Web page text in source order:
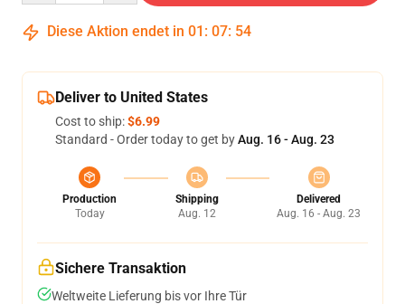
Diese Aktion endet in 01 : 07: 54
Deliver to United States
Cost to ship:$6.99
Standard - Order today to get byAug. 16 - Aug. 23
Production
Today
Shipping
Aug. 12
Delivered
Aug. 16 - Aug. 23
Sichere Transaktion
Weltweite Lieferung bis vor Ihre Tür